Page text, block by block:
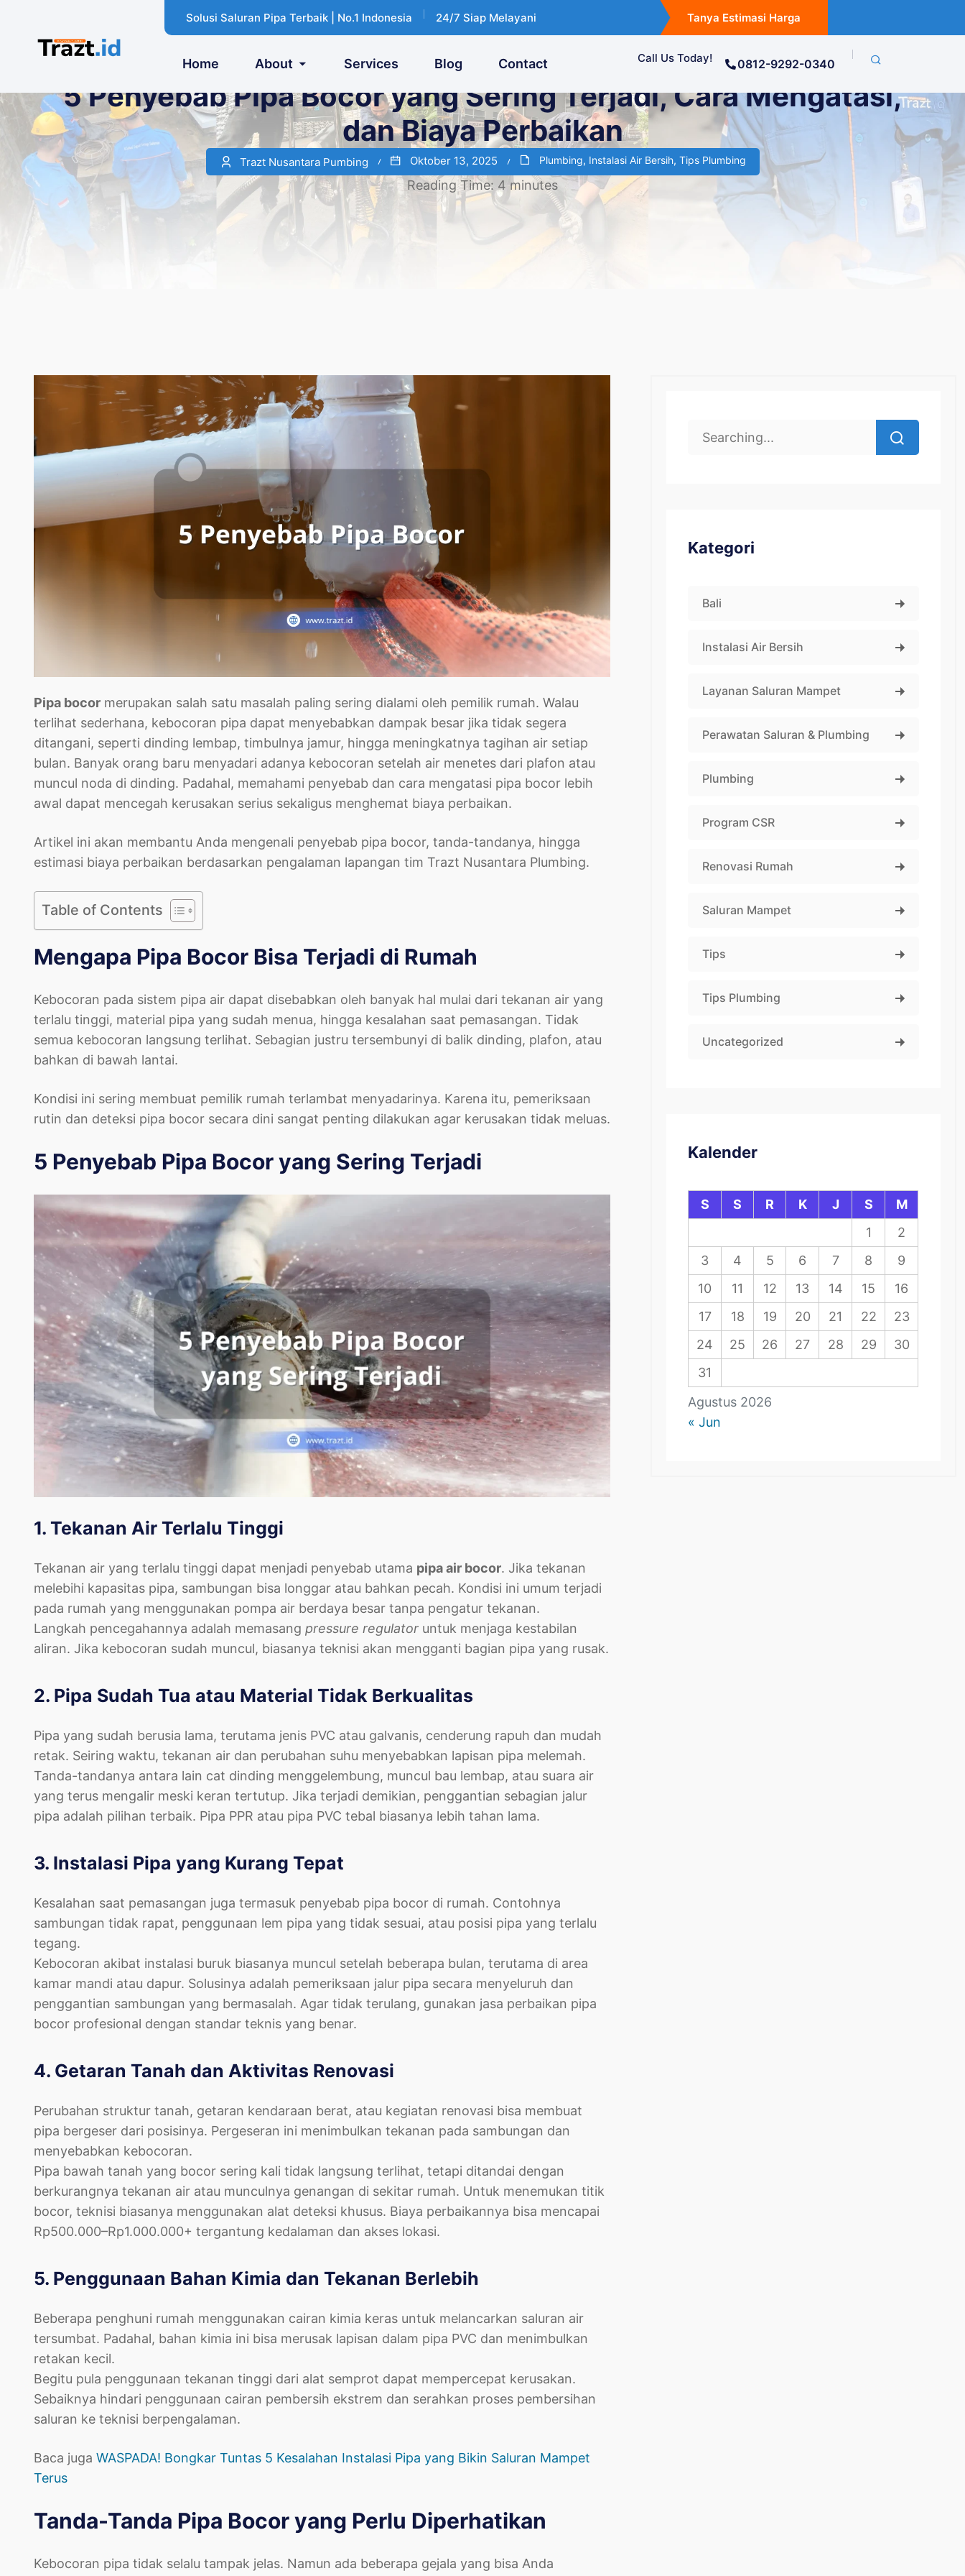
Solusi Saluran Pipa Terbaik | No.1 Indonesia 24/7 Siap Melayani Tanya Estimasi Harga
Home About Services Blog Contact Call Us Today! 0812-9292-0340
5 Penyebab Pipa Bocor yang Sering Terjadi, Cara Mengatasi,
dan Biaya Perbaikan
Trazt Nusantara Pumbing Oktober 13, 2025 Plumbing, Instalasi Air Bersih, Tips Plumbing
Reading Time: 4 minutes
Pipa bocormerupakan salah satu masalah paling sering dialami oleh pemilik rumah. Walau
terlihat sederhana, kebocoran pipa dapat menyebabkan dampak besar jika tidak segera
ditangani, seperti dinding lembap, timbulnya jamur, hingga meningkatnya tagihan air setiap
bulan. Banyak orang baru menyadari adanya kebocoran setelah air menetes dari plafon atau
muncul noda di dinding. Padahal, memahami penyebab dan cara mengatasi pipa bocor lebih
awal dapat mencegah kerusakan serius sekaligus menghemat biaya perbaikan.
Artikel ini akan membantu Anda mengenali penyebab pipa bocor, tanda-tandanya, hingga
estimasi biaya perbaikan berdasarkan pengalaman lapangan tim Trazt Nusantara Plumbing.
Table of Contents
Mengapa Pipa Bocor Bisa Terjadi di Rumah
Kebocoran pada sistem pipa air dapat disebabkan oleh banyak hal mulai dari tekanan air yang
terlalu tinggi, material pipa yang sudah menua, hingga kesalahan saat pemasangan. Tidak
semua kebocoran langsung terlihat. Sebagian justru tersembunyi di balik dinding, plafon, atau
bahkan di bawah lantai.
Kondisi ini sering membuat pemilik rumah terlambat menyadarinya. Karena itu, pemeriksaan
rutin dan deteksi pipa bocor secara dini sangat penting dilakukan agar kerusakan tidak meluas.
5 Penyebab Pipa Bocor yang Sering Terjadi
1. Tekanan Air Terlalu Tinggi
Tekanan air yang terlalu tinggi dapat menjadi penyebab utama pipa air bocor. Jika tekanan
melebihi kapasitas pipa, sambungan bisa longgar atau bahkan pecah. Kondisi ini umum terjadi
pada rumah yang menggunakan pompa air berdaya besar tanpa pengatur tekanan.
Langkah pencegahannya adalah memasang pressure regulatoruntuk menjaga kestabilan
aliran. Jika kebocoran sudah muncul, biasanya teknisi akan mengganti bagian pipa yang rusak.
2. Pipa Sudah Tua atau Material Tidak Berkualitas
Pipa yang sudah berusia lama, terutama jenis PVC atau galvanis, cenderung rapuh dan mudah
retak. Seiring waktu, tekanan air dan perubahan suhu menyebabkan lapisan pipa melemah.
Tanda-tandanya antara lain cat dinding menggelembung, muncul bau lembap, atau suara air
yang terus mengalir meski keran tertutup. Jika terjadi demikian, penggantian sebagian jalur
pipa adalah pilihan terbaik. Pipa PPR atau pipa PVC tebal biasanya lebih tahan lama.
3. Instalasi Pipa yang Kurang Tepat
Kesalahan saat pemasangan juga termasuk penyebab pipa bocor di rumah. Contohnya
sambungan tidak rapat, penggunaan lem pipa yang tidak sesuai, atau posisi pipa yang terlalu
tegang.
Kebocoran akibat instalasi buruk biasanya muncul setelah beberapa bulan, terutama di area
kamar mandi atau dapur. Solusinya adalah pemeriksaan jalur pipa secara menyeluruh dan
penggantian sambungan yang bermasalah. Agar tidak terulang, gunakan jasa perbaikan pipa
bocor profesional dengan standar teknis yang benar.
4. Getaran Tanah dan Aktivitas Renovasi
Perubahan struktur tanah, getaran kendaraan berat, atau kegiatan renovasi bisa membuat
pipa bergeser dari posisinya. Pergeseran ini menimbulkan tekanan pada sambungan dan
menyebabkan kebocoran.
Pipa bawah tanah yang bocor sering kali tidak langsung terlihat, tetapi ditandai dengan
berkurangnya tekanan air atau munculnya genangan di sekitar rumah. Untuk menemukan titik
bocor, teknisi biasanya menggunakan alat deteksi khusus. Biaya perbaikannya bisa mencapai
Rp500.000–Rp1.000.000+ tergantung kedalaman dan akses lokasi.
5. Penggunaan Bahan Kimia dan Tekanan Berlebih
Beberapa penghuni rumah menggunakan cairan kimia keras untuk melancarkan saluran air
tersumbat. Padahal, bahan kimia ini bisa merusak lapisan dalam pipa PVC dan menimbulkan
retakan kecil.
Begitu pula penggunaan tekanan tinggi dari alat semprot dapat mempercepat kerusakan.
Sebaiknya hindari penggunaan cairan pembersih ekstrem dan serahkan proses pembersihan
saluran ke teknisi berpengalaman.
Baca juga WASPADA! Bongkar Tuntas 5 Kesalahan Instalasi Pipa yang Bikin Saluran Mampet
Terus
Tanda-Tanda Pipa Bocor yang Perlu Diperhatikan
Kebocoran pipa tidak selalu tampak jelas. Namun ada beberapa gejala yang bisa Anda
Kategori
Bali
Instalasi Air Bersih
Layanan Saluran Mampet
Perawatan Saluran & Plumbing
Plumbing
Program CSR
Renovasi Rumah
Saluran Mampet
Tips
Tips Plumbing
Uncategorized
Kalender
Agustus 2026
S S R K J S
M
1
2
3
4 5 6 7 8
9
10
11 12 13 14 15
16
17
18 19 20 21 22
23
24
25 26 27 28 29
30
31
« Jun